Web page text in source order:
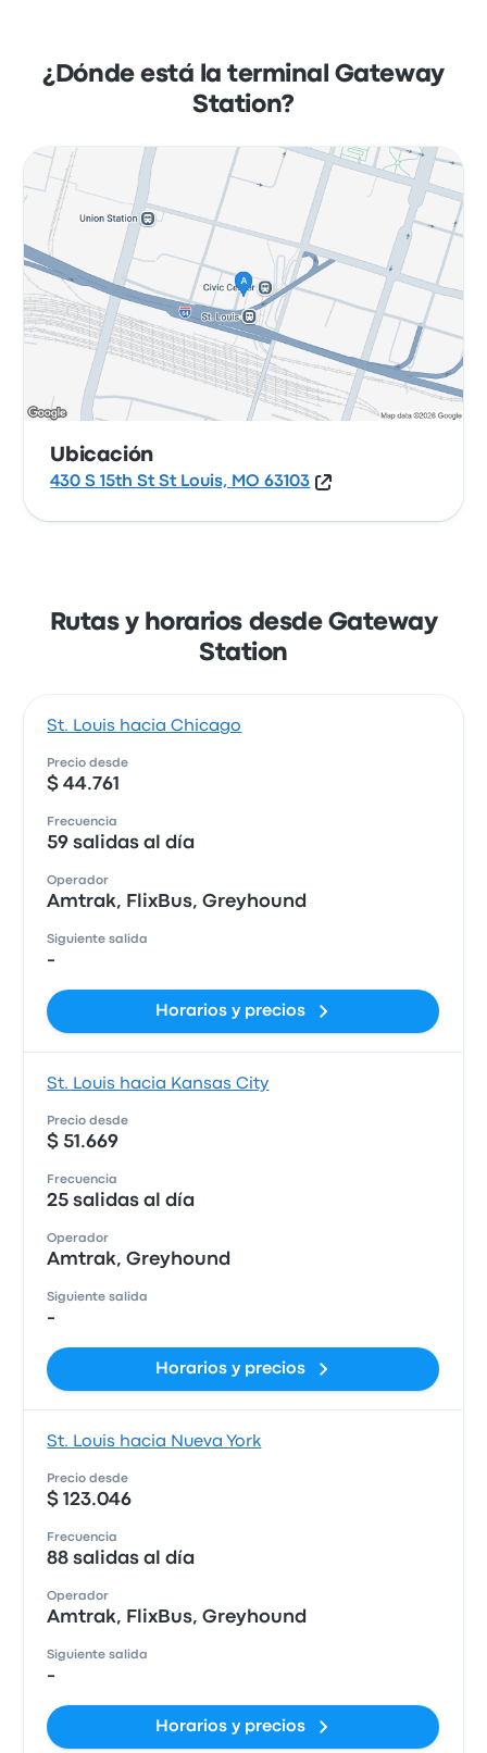
de esta parada de autobús en St. Louis en un
¿Dónde está la terminal Gateway
Station?
Ubicación
430 S 15th St St Louis, MO 63103
Rutas y horarios desde Gateway
Station
St. Louis hacia Chicago
Precio desde
$ 44.761
Frecuencia
59 salidas al día
Operador
Amtrak, FlixBus, Greyhound
Siguiente salida
-
Horarios y precios
St. Louis hacia Kansas City
Precio desde
$ 51.669
Frecuencia
25 salidas al día
Operador
Amtrak, Greyhound
Siguiente salida
-
Horarios y precios
St. Louis hacia Nueva York
Precio desde
$ 123.046
Frecuencia
88 salidas al día
Operador
Amtrak, FlixBus, Greyhound
Siguiente salida
-
Horarios y precios